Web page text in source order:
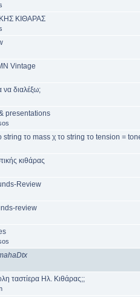
ΚΙΘΑΡΑΣ
Vintage
να διαλέξω;
presentations
string το mass χ το string το tension =
κιθάρας
Review
review
ταστίερα Ηλ. Κιθάρας;;